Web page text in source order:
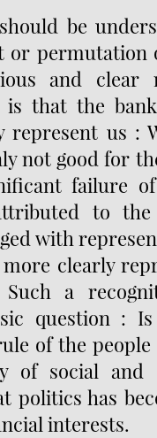
be
or permutation
and clear
that the
represent us :
not good for
failure
to
with
clearly
a
question :
of the
of social and
politics has
interests.